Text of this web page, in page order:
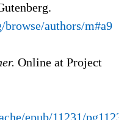
authors/m#a9
Online at Project
epub/11231/